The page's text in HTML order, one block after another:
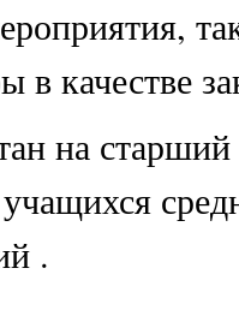
в качестве
на
.